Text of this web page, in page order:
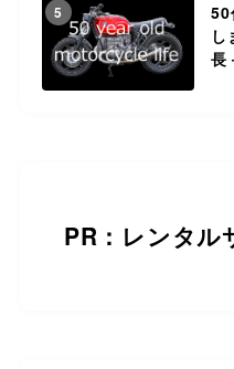
5
50
し
長
PR：レンタル